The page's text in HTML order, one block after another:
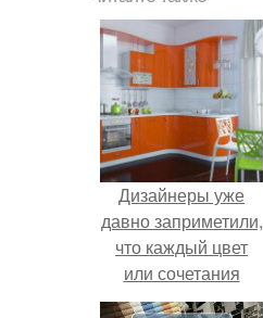
Дизайнеры уже
давно заприметили,
что каждый цвет
или сочетания
цветов способны